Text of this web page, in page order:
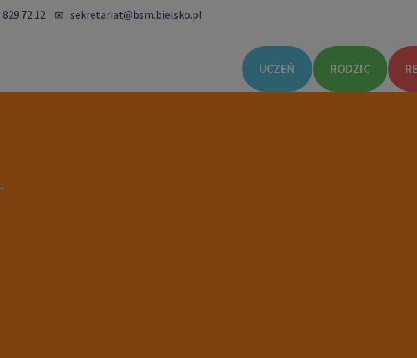
829 72 12 sekretariat@bsm.bielsko.pl
UCZEŃ RODZIC